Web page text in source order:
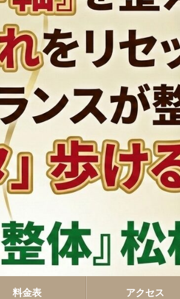
料金表 アクセス